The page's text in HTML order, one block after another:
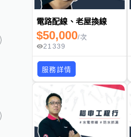
電路配線、老屋換線
$50,000/次
21339
服務詳情